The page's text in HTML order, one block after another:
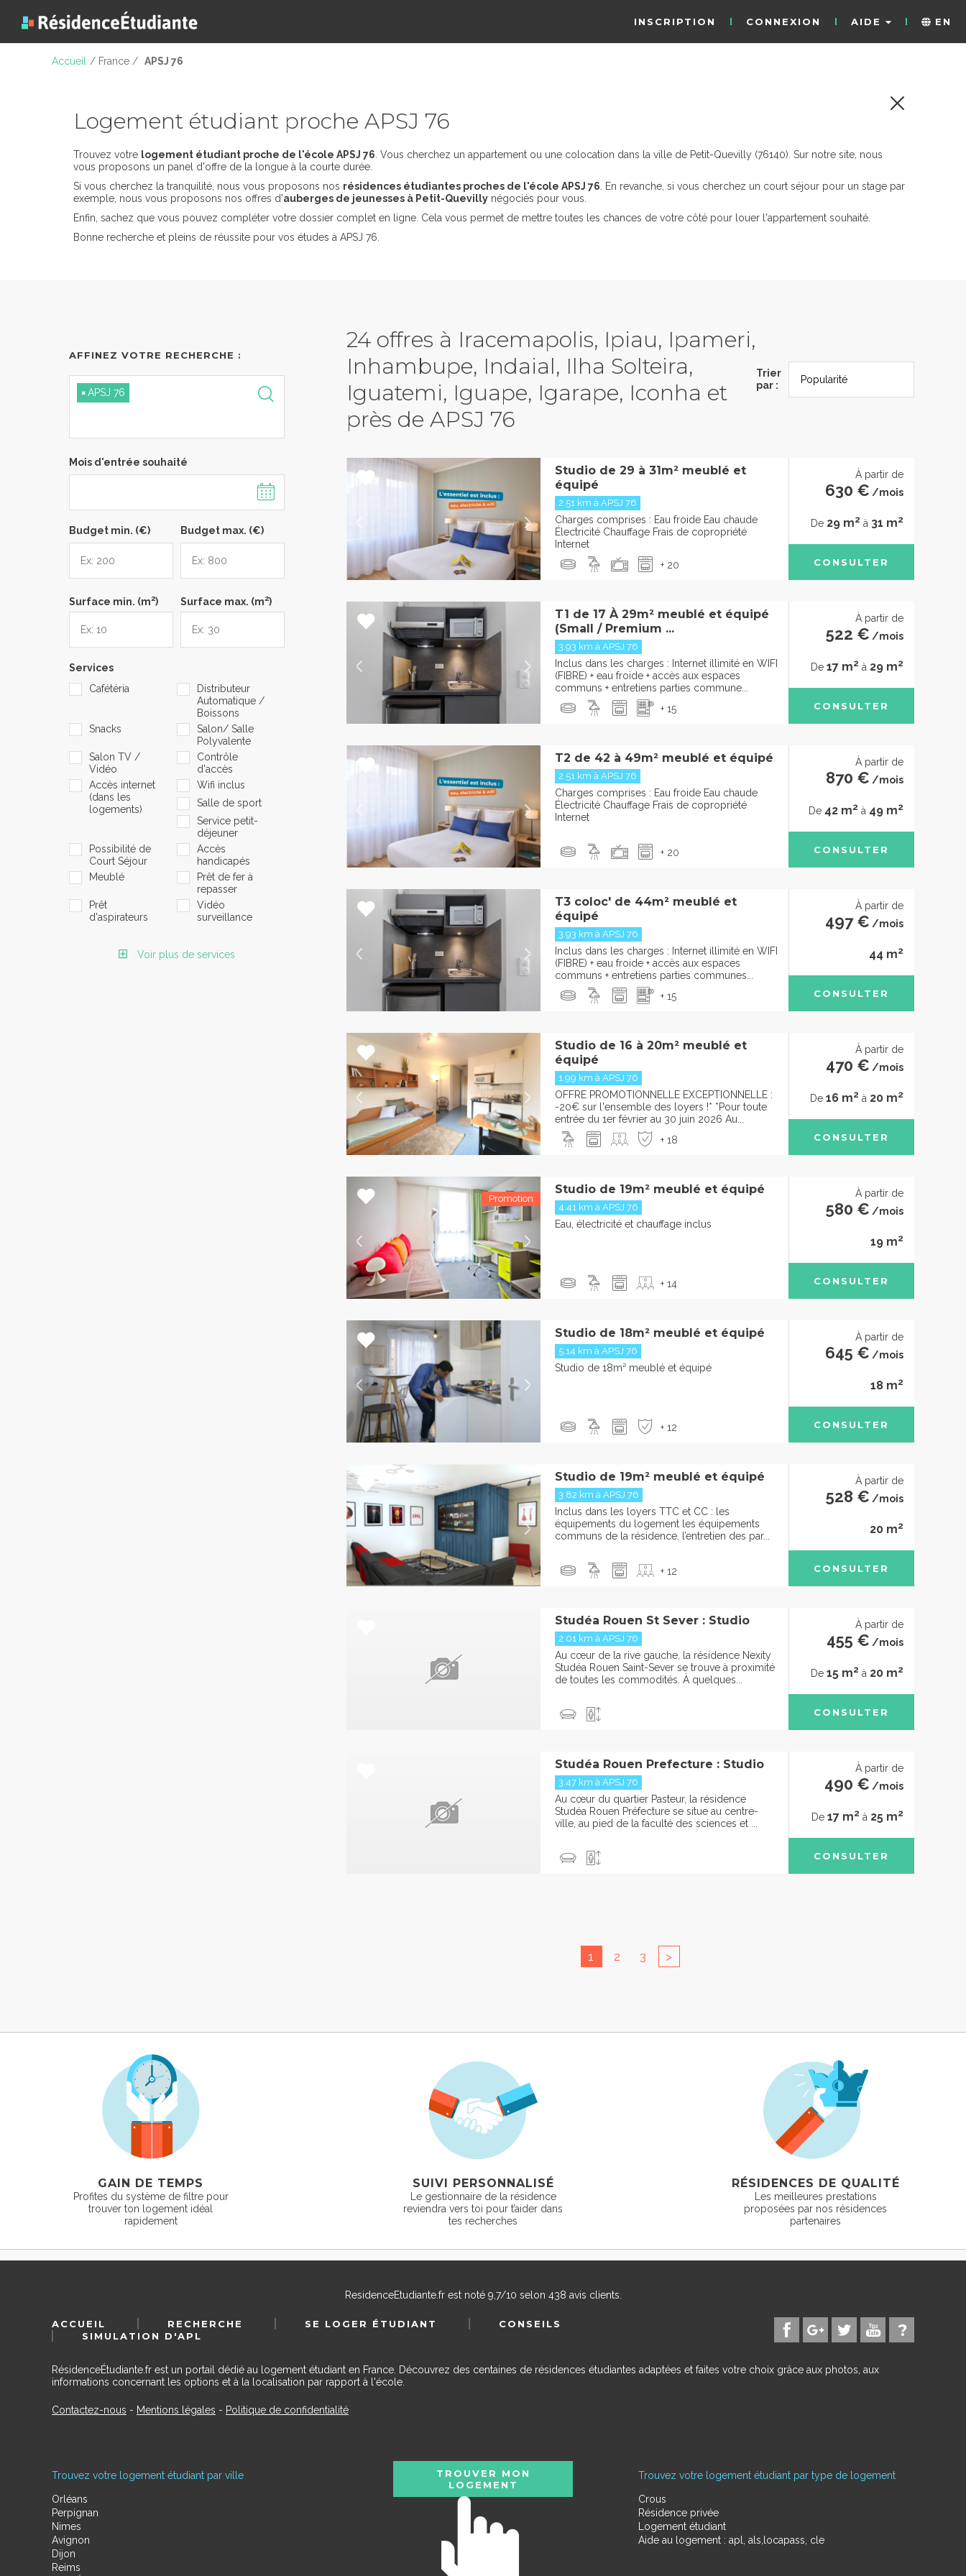
INSCRIPTION CONNEXION AIDE EN
Accueil / France / APSJ 76
Logement étudiant proche APSJ 76
Trouvez votre logement étudiant proche de l'école APSJ 76 . Vous cherchez un appartement ou une colocation dans la ville de Petit-Quevilly (76140). Sur notre site, nous
vous proposons un panel d'offre de la longue à la courte durée.
Si vous cherchez la tranquilité, nous vous proposons nos résidences étudiantes proches de l'école APSJ 76 . En revanche, si vous cherchez un court séjour pour un stage par
exemple, nous vous proposons nos offres d'auberges de jeunesses à Petit-Quevilly négociés pour vous.
Enfin, sachez que vous pouvez compléter votre dossier complet en ligne. Cela vous permet de mettre toutes les chances de votre côté pour louer l'appartement souhaité.
Bonne recherche et pleins de réussite pour vos études à APSJ 76.
24 offres à Iracemapolis, Ipiau, Ipameri,
Inhambupe, Indaial, Ilha Solteira,
Iguatemi, Iguape, Igarape, Iconha et
près de APSJ 76
Trier
par :
Studio de 29 à 31m² meublé et
équipé
2.51 km à APSJ 76
Charges comprises : Eau froide Eau chaude
Électricité Chauffage Frais de copropriété
Internet
+ 20
À partir de
630 € /mois
De 29 m2 à 31 m2
CONSULTER
T1 de 17 À 29m² meublé et équipé
(Small / Premium ...
3.93 km à APSJ 76
Inclus dans les charges : Internet illimité en WIFI
(FIBRE) + eau froide + accès aux espaces
communs + entretiens parties commune...
+ 15
À partir de
522 € /mois
De 17 m2 à 29 m2
CONSULTER
T2 de 42 à 49m² meublé et équipé
2.51 km à APSJ 76
Charges comprises : Eau froide Eau chaude
Électricité Chauffage Frais de copropriété
Internet
+ 20
À partir de
870 € /mois
De 42 m2 à 49 m2
CONSULTER
T3 coloc' de 44m² meublé et
équipé
3.93 km à APSJ 76
Inclus dans les charges : Internet illimité en WIFI
(FIBRE) + eau froide + accès aux espaces
communs + entretiens parties communes...
+ 15
À partir de
497 € /mois
44 m2
CONSULTER
Studio de 16 à 20m² meublé et
équipé
1.99 km à APSJ 76
OFFRE PROMOTIONNELLE EXCEPTIONNELLE :
-20€ sur l'ensemble des loyers !* *Pour toute
entrée du 1er février au 30 juin 2026 Au...
+ 18
À partir de
470 € /mois
De 16 m2 à 20 m2
CONSULTER
Studio de 19m² meublé et équipé
4.41 km à APSJ 76
Eau, électricité et chauffage inclus
+ 14
À partir de
580 € /mois
19 m2
CONSULTER
Studio de 18m² meublé et équipé
5.14 km à APSJ 76
Studio de 18m² meublé et équipé
+ 12
À partir de
645 € /mois
18 m2
CONSULTER
Studio de 19m² meublé et équipé
3.82 km à APSJ 76
Inclus dans les loyers TTC et CC : les
équipements du logement les équipements
communs de la résidence, l’entretien des par...
+ 12
À partir de
528 € /mois
20 m2
CONSULTER
Studéa Rouen St Sever : Studio
2.01 km à APSJ 76
Au cœur de la rive gauche, la résidence Nexity
Studéa Rouen Saint-Sever se trouve à proximité
de toutes les commodités. À quelques...
À partir de
455 € /mois
De 15 m2 à 20 m2
CONSULTER
Studéa Rouen Prefecture : Studio
3.47 km à APSJ 76
Au cœur du quartier Pasteur, la résidence
Studéa Rouen Préfecture se situe au centre-
ville, au pied de la faculté des sciences et ...
À partir de
490 € /mois
De 17 m2 à 25 m2
CONSULTER
1 2 3 >
AFFINEZ VOTRE RECHERCHE :
×APSJ 76
Mois d'entrée souhaité
Budget min. (€) Budget max. (€)
Surface min. (m2) Surface max. (m2)
Services
Cafétéria
Distributeur
Automatique /
Boissons
Snacks
Salon/ Salle
Polyvalente
Salon TV /
Vidéo
Contrôle
d'accès
Accès internet
(dans les
logements)
Wifi inclus
Salle de sport
Service petit-
déjeuner
Possibilité de
Court Séjour
Accès
handicapés
Meublé
Prêt de fer à
repasser
Prêt
d'aspirateurs
Vidéo
surveillance
Voir plus de services
GAIN DE TEMPS
Profites du système de filtre pour
trouver ton logement idéal
rapidement
SUIVI PERSONNALISÉ
Le gestionnaire de la résidence
reviendra vers toi pour t’aider dans
tes recherches
RÉSIDENCES DE QUALITÉ
Les meilleures prestations
proposées par nos résidences
partenaires
ResidenceEtudiante.frest noté 9,7/10 selon 438 avis clients.
ACCUEIL RECHERCHE SE LOGER ÉTUDIANT
CONSEILS
SIMULATION D'APL
RésidenceÉtudiante.fr est un portail dédié au logement étudiant en France. Découvrez des centaines de résidences étudiantes adaptées et faites votre choix grâce aux photos, aux
informations concernant les options et à la localisation par rapport à l'école.
Contactez-nous - Mentions légales - Politique de confidentialité
Trouvez votre logement étudiant par ville
Orléans
Perpignan
Nimes
Avignon
Dijon
Reims
Trouvez votre logement étudiant par type de logement
Crous
Résidence privée
Logement étudiant
Aide au logement : apl, als,locapass, cle
TROUVER MON
LOGEMENT